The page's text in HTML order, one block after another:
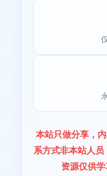
本站只做分享，
系方式非本站人
资源仅供